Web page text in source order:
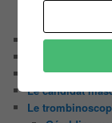
N’oubliez
Tout le
Chaine Youtube
Il était une fois
Le candidat
Le